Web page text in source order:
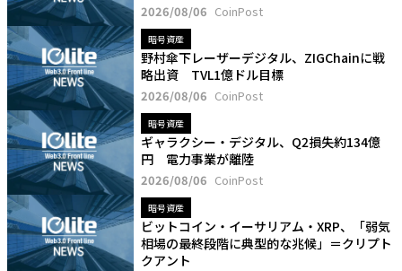
2026/08/06 CoinPost
暗号資産
野村傘下レーザーデジタル、ZIGChainに戦
略出資 TVL1億ドル目標
2026/08/06 CoinPost
暗号資産
ギャラクシー・デジタル、Q2損失約134億
円 電力事業が離陸
2026/08/06 CoinPost
暗号資産
ビットコイン・イーサリアム・XRP、「弱気
相場の最終段階に典型的な兆候」＝クリプト
クアント